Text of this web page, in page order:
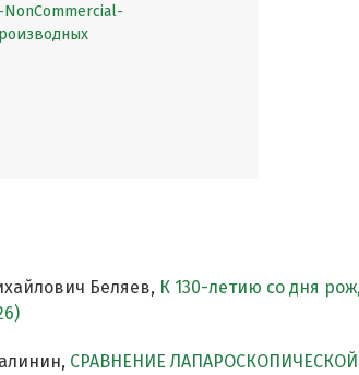
Беляев, К 130-летию со дня
СРАВНЕНИЕ